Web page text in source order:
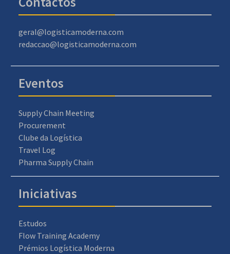
geral@logisticamoderna.com
redaccao@logisticamoderna.com
Eventos
Supply Chain Meeting
Procurement
Clube da Logística
Travel Log
Pharma Supply Chain
Iniciativas
Estudos
Flow Training Academy
Prémios Logística Moderna